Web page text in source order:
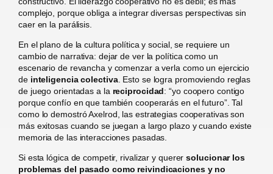
complejo, porque obliga a integrar diversas perspectivas sin
caer en la parálisis.
En el plano de la cultura política y social, se requiere un
cambio de narrativa: dejar de ver la política como un
escenario de revancha y comenzar a verla como un ejercicio
de inteligencia colectiva. Esto se logra promoviendo reglas
de juego orientadas a la reciprocidad: “yo coopero contigo
porque confío en que también cooperarás en el futuro”. Tal
como lo demostró Axelrod, las estrategias cooperativas son
más exitosas cuando se juegan a largo plazo y cuando existe
memoria de las interacciones pasadas.
Si esta lógica de competir, rivalizar y querersolucionar los
problemas del pasado como reivindicaciones y no